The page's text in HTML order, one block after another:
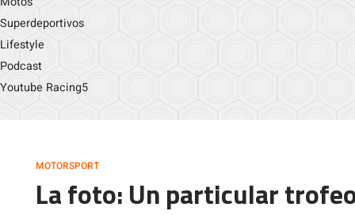
Superdeportivos
Lifestyle
Podcast
Youtube Racing5
MOTORSPORT
La foto: Un particular